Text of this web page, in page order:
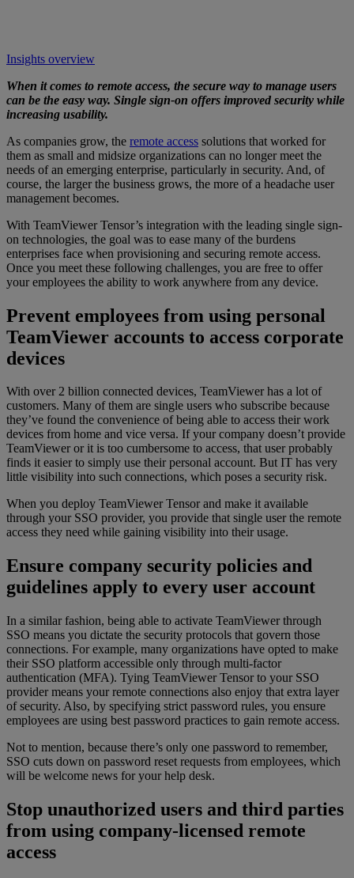
Insights overview
When it comes to remote access, the secure way to manage users
can be the easy way. Single sign-on offers improved security while
increasing usability.
As companies grow, the remote access solutions that worked for
them as small and midsize organizations can no longer meet the
needs of an emerging enterprise, particularly in security. And, of
course, the larger the business grows, the more of a headache user
management becomes.
With TeamViewer Tensor’s integration with the leading single sign-
on technologies, the goal was to ease many of the burdens
enterprises face when provisioning and securing remote access.
Once you meet these following challenges, you are free to offer
your employees the ability to work anywhere from any device.
Prevent employees from using personal
TeamViewer accounts to access corporate
devices
With over 2 billion connected devices, TeamViewer has a lot of
customers. Many of them are single users who subscribe because
they’ve found the convenience of being able to access their work
devices from home and vice versa. If your company doesn’t provide
TeamViewer or it is too cumbersome to access, that user probably
finds it easier to simply use their personal account. But IT has very
little visibility into such connections, which poses a security risk.
When you deploy TeamViewer Tensor and make it available
through your SSO provider, you provide that single user the remote
access they need while gaining visibility into their usage.
Ensure company security policies and
guidelines apply to every user account
In a similar fashion, being able to activate TeamViewer through
SSO means you dictate the security protocols that govern those
connections. For example, many organizations have opted to make
their SSO platform accessible only through multi-factor
authentication (MFA). Tying TeamViewer Tensor to your SSO
provider means your remote connections also enjoy that extra layer
of security. Also, by specifying strict password rules, you ensure
employees are using best password practices to gain remote access.
Not to mention, because there’s only one password to remember,
SSO cuts down on password reset requests from employees, which
will be welcome news for your help desk.
Stop unauthorized users and third parties
from using company-licensed remote
access